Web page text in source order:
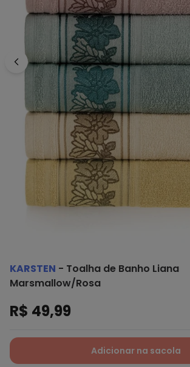
KARSTEN - Toalha de Banho Liana
Marsmallow/Rosa
R$ 49,99
Adicionar na sacola